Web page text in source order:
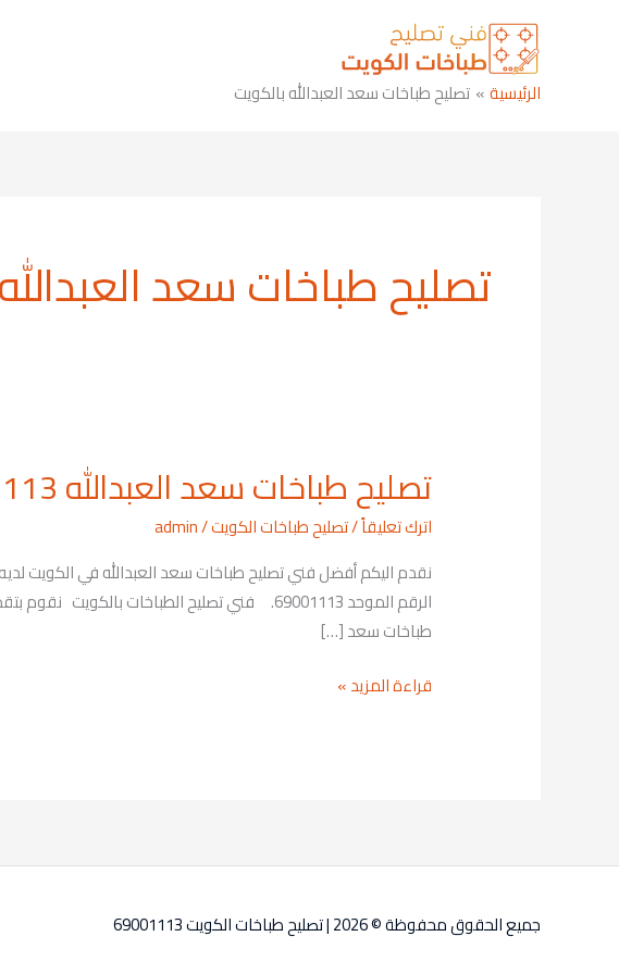
الرئيسية
تصليح طباخات سعد العبدالله بالكويت
تصليح طباخات سعد
تصليح طباخات سعد العبدالله 69001113
اترك تعليقاً/تصليح طباخات الكويت/
admin
نقدم اليكم أفضل فني تصليح طباخات سعد العبدالله في الكويت
الرقم الموحد 69001113. فني تصليح الطباخات
طباخات سعد […]
تصليح
طباخات
سعد
العبدالله
69001113
قراءة المزيد »
جميع الحقوق محفوظة © 2026 | تصليح طباخات الكويت 69001113